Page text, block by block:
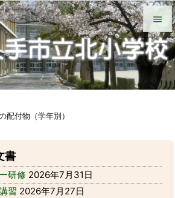


メニュ

サイド


検索
今日の北小 緊急時の対応
各種説明会
ＰＴＡの窓
いじめ防止基本方針
）
タブレット端末wifi接続手段
配付物（学年別）
書
研修 2026年7月31日
習 2026年7月27日